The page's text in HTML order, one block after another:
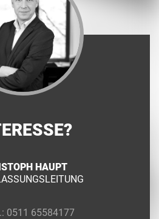
HAUPT
0511 65584177